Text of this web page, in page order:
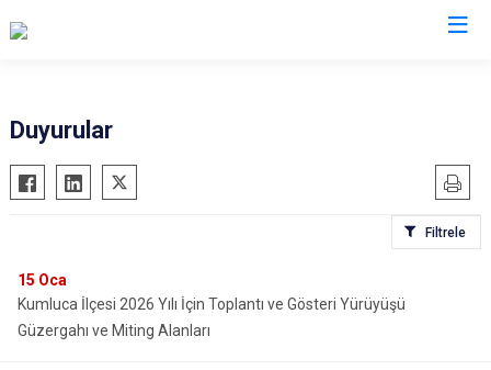
Akseki
Alanya
Finike
Gazipaşa
Gündoğmuş
Aksu
Duyurular
Filtrele
15 Oca
Kumluca İlçesi 2026 Yılı İçin Toplantı ve Gösteri Yürüyüşü
Güzergahı ve Miting Alanları